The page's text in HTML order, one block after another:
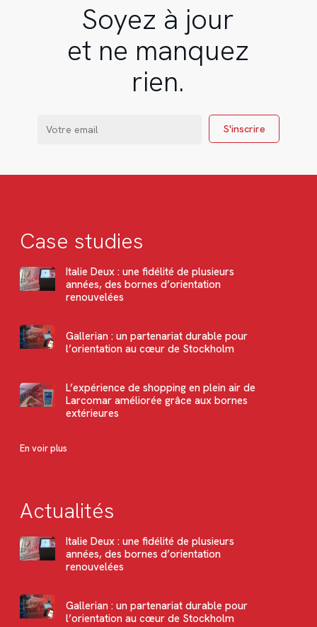
Soyez à jour
et ne manquez
rien.
Case studies
Italie Deux : une fidélité de plusieurs
années, des bornes d’orientation
renouvelées
Gallerian : un partenariat durable pour
l’orientation au cœur de Stockholm
L’expérience de shopping en plein air de
Larcomar améliorée grâce aux bornes
extérieures
En voir plus
Actualités
Italie Deux : une fidélité de plusieurs
années, des bornes d’orientation
renouvelées
Gallerian : un partenariat durable pour
l’orientation au cœur de Stockholm